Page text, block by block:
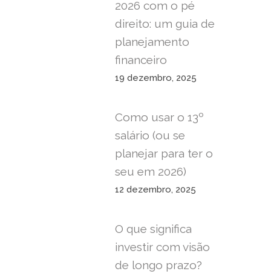
2026 com o pé
direito: um guia de
planejamento
financeiro
19 dezembro, 2025
Como usar o 13º
salário (ou se
planejar para ter o
seu em 2026)
12 dezembro, 2025
O que significa
investir com visão
de longo prazo?